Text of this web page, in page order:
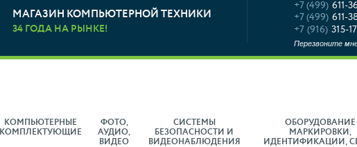
МАГАЗИН КОМПЬЮТЕРНОЙ ТЕХНИКИ
34 ГОДА НА РЫНКЕ!
+7 (499) 611-
+7 (499) 611-
+7 (916) 315-
Перезвоните
КОМПЬЮТЕРНЫЕ
КОМПЛЕКТУЮЩИЕ
ФОТО,
АУДИО,
ВИДЕО
СИСТЕМЫ
БЕЗОПАСНОСТИ И
ВИДЕОНАБЛЮДЕНИЯ
ОБОРУДОВАНИЕ
МАРКИРОВКИ,
ИДЕНТИФИКАЦИИ,